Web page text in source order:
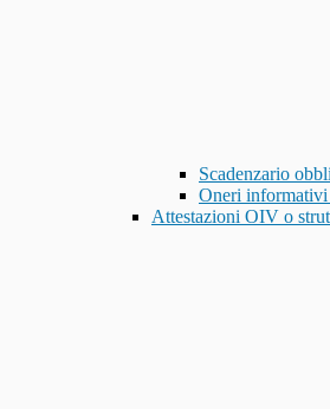
Scadenzario
Oneri informativi
Attestazioni OIV o